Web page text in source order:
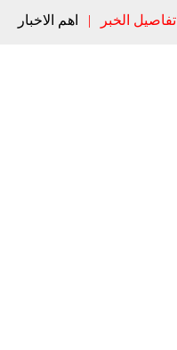
تفاصيل الخبر | اهم الاخبار